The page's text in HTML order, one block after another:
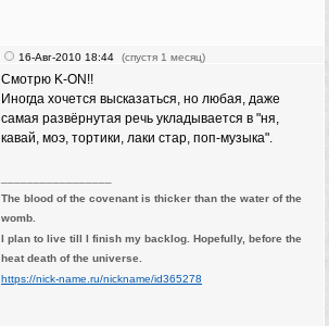
16-Авг-2010 18:44 (спустя 1 месяц)
Смотрю K-ON!!
Иногда хочется высказаться, но любая, даже
самая развёрнутая речь укладывается в "ня,
кавай, моэ, тортики, лаки стар, поп-музыка".
The blood of the covenant is thicker than the water of the
womb.
I plan to live till I finish my backlog. Hopefully, before the
heat death of the universe.
https://nick-name.ru/nickname/id365278